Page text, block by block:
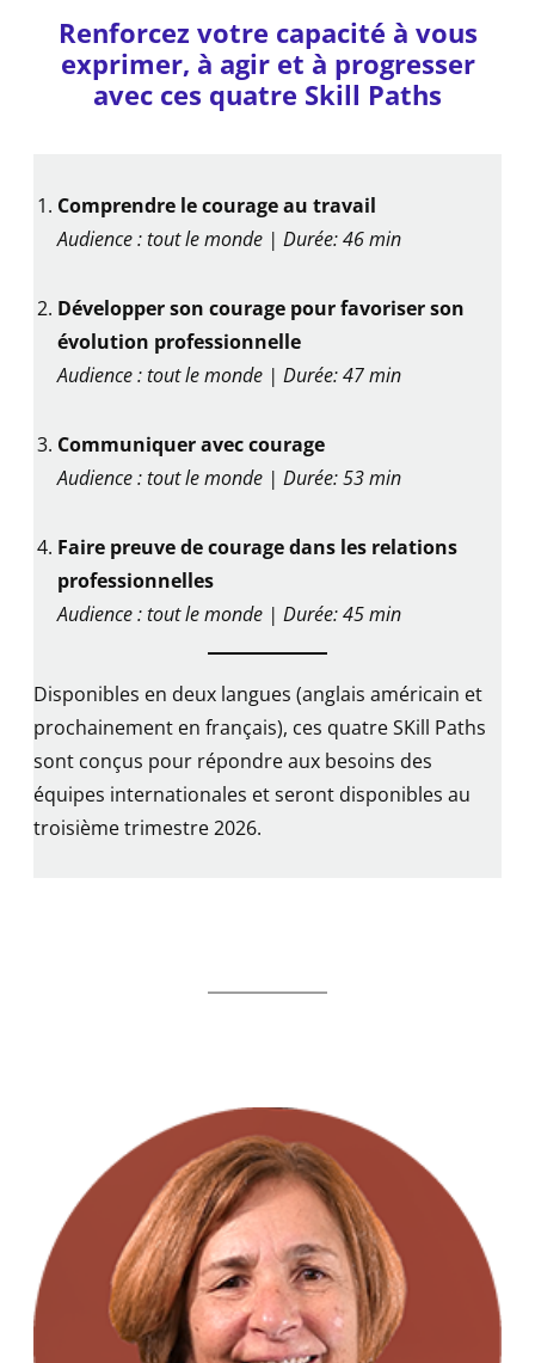
Renforcez votre capacité à vous
exprimer, à agir et à progresser
avec ces quatre Skill Paths
Comprendre le courage au travail
Audience : tout le monde | Durée: 46 min
Développer son courage pour favoriser son
évolution professionnelle
Audience : tout le monde | Durée: 47 min
Communiquer avec courage
Audience : tout le monde | Durée: 53 min
Faire preuve de courage dans les relations
professionnelles
Audience : tout le monde | Durée: 45 min
Disponibles en deux langues (anglais américain et
prochainement en français), ces quatre SKill Paths
sont conçus pour répondre aux besoins des
équipes internationales et seront disponibles au
troisième trimestre 2026.